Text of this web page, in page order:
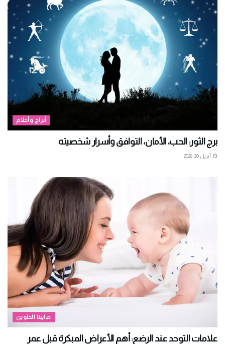
أبراج وأحلام
برج الثور: الحب، الأمان، التوافق وأسرار شخصيته
أبريل 20, 2026
حبايبنا الحلوين
علامات التوحد عند الرضع: أهم الأعراض المبكرة قبل عمر